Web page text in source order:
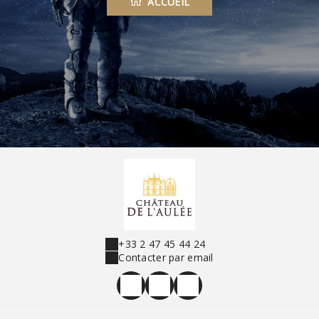
+33 2 47 45 44 24
Contacter par email